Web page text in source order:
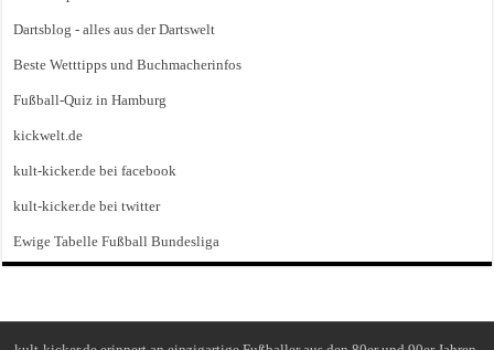
Dartsblog - alles aus der Dartswelt
Beste Wetttipps und Buchmacherinfos
Fußball-Quiz in Hamburg
kickwelt.de
kult-kicker.de bei facebook
kult-kicker.de bei twitter
Ewige Tabelle Fußball Bundesliga